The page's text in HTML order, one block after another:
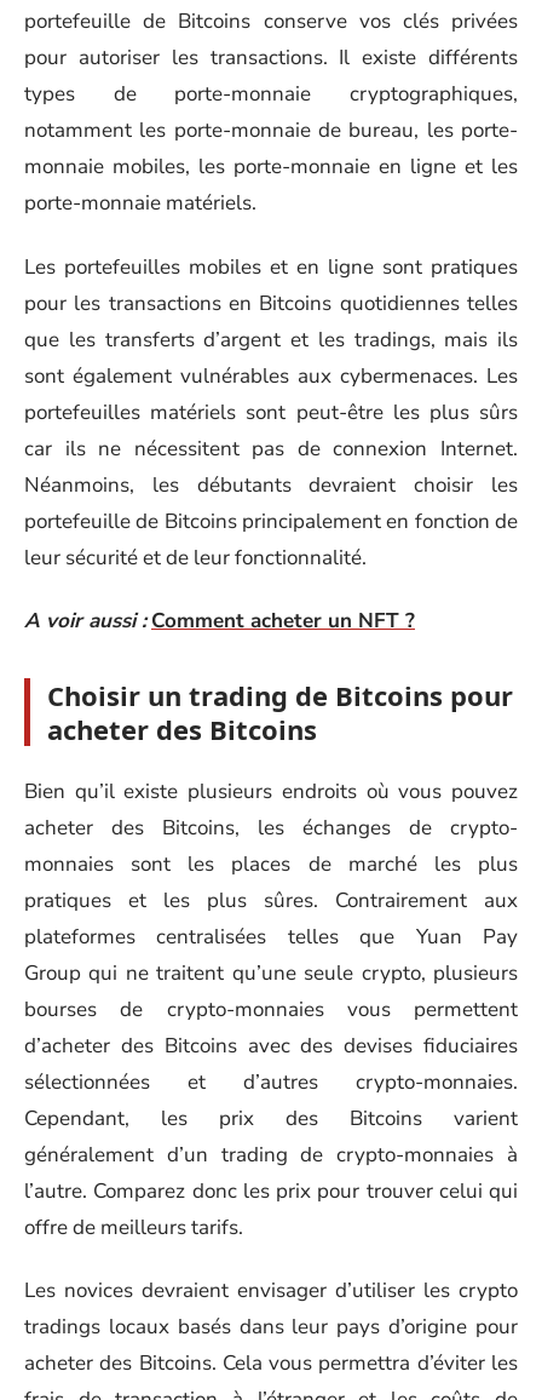
portefeuille de Bitcoins conserve vos clés privées
pour autoriser les transactions. Il existe différents
types de porte-monnaie cryptographiques,
notamment les porte-monnaie de bureau, les porte-
monnaie mobiles, les porte-monnaie en ligne et les
porte-monnaie matériels.
Les portefeuilles mobiles et en ligne sont pratiques
pour les transactions en Bitcoins quotidiennes telles
que les transferts d’argent et les tradings, mais ils
sont également vulnérables aux cybermenaces. Les
portefeuilles matériels sont peut-être les plus sûrs
car ils ne nécessitent pas de connexion Internet.
Néanmoins, les débutants devraient choisir les
portefeuille de Bitcoins principalement en fonction de
leur sécurité et de leur fonctionnalité.
A voir aussi : Comment acheter un NFT ?
Choisir un trading de Bitcoins pour
acheter des Bitcoins
Bien qu’il existe plusieurs endroits où vous pouvez
acheter des Bitcoins, les échanges de crypto-
monnaies sont les places de marché les plus
pratiques et les plus sûres. Contrairement aux
plateformes centralisées telles que Yuan Pay
Group qui ne traitent qu’une seule crypto, plusieurs
bourses de crypto-monnaies vous permettent
d’acheter des Bitcoins avec des devises fiduciaires
sélectionnées et d’autres crypto-monnaies.
Cependant, les prix des Bitcoins varient
généralement d’un trading de crypto-monnaies à
l’autre. Comparez donc les prix pour trouver celui qui
offre de meilleurs tarifs.
Les novices devraient envisager d’utiliser les crypto
tradings locaux basés dans leur pays d’origine pour
acheter des Bitcoins. Cela vous permettra d’éviter les